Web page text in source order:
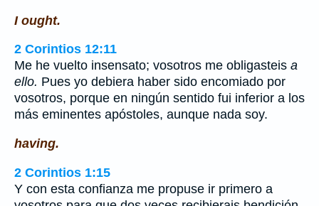
I ought.
2 Corintios 12:11
Me he vuelto insensato; vosotros me obligasteis a
ello. Pues yo debiera haber sido encomiado por
vosotros, porque en ningún sentido fui inferior a los
más eminentes apóstoles, aunque nada soy.
having.
2 Corintios 1:15
Y con esta confianza me propuse ir primero a